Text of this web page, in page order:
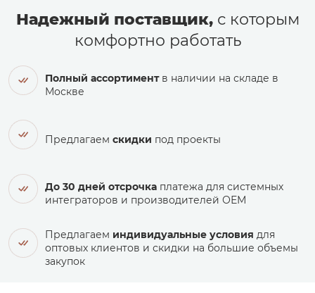
Надежный поставщик,с которым
комфортно работать
Полный ассортиментв наличии на складе в
Москве
Предлагаем скидки под проекты
До 30 дней отсрочка платежа для системных
интеграторов и производителей ОЕМ
Предлагаем индивидуальные условия для
оптовых клиентов и скидки на большие объемы
закупок